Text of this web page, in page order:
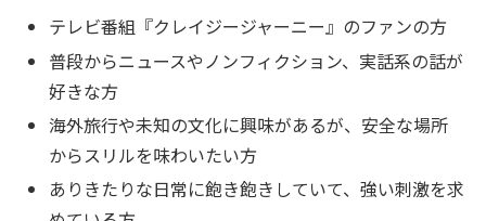
テレビ番組『クレイジージャーニー』のファンの方
普段からニュースやノンフィクション、実話系の話が
好きな方
海外旅行や未知の文化に興味があるが、安全な場所
からスリルを味わいたい方
ありきたりな日常に飽き飽きしていて、強い刺激を求